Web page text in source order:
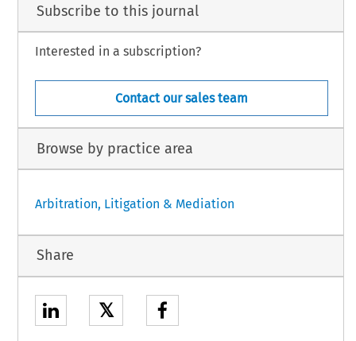
Subscribe to this journal
Interested in a subscription?
Contact our sales team
Browse by practice area
Arbitration, Litigation & Mediation
Share
𝕏